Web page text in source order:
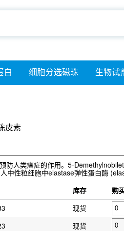
白 细胞分选磁珠 生物试
皮素
防人类癌症的作用。5-
中性粒细胞中elastase弹性蛋白酶
库存
购
现货
现货